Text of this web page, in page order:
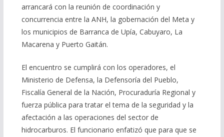
arrancará con la reunión de coordinación y
concurrencia entre la ANH, la gobernación del Meta y
los municipios de Barranca de Upía, Cabuyaro, La
Macarena y Puerto Gaitán.
El encuentro se cumplirá con los operadores, el
Ministerio de Defensa, la Defensoría del Pueblo,
Fiscalía General de la Nación, Procuraduría Regional y
fuerza pública para tratar el tema de la seguridad y la
afectación a las operaciones del sector de
hidrocarburos. El funcionario enfatizó que para que se